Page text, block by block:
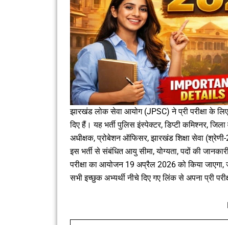
झारखंड लोक सेवा आयोग (JPSC) ने प्री परीक्षा के
दिए हैं। यह भर्ती पुलिस इंस्पेक्टर, डिप्टी कमिश्नर,
अधीक्षक, प्रोबेशन ऑफिसर, झारखंड शिक्षा सेवा
इस भर्ती से संबंधित आयु सीमा, योग्यता, पदों की
परीक्षा का आयोजन 19 अप्रैल 2026 को किया जाएगा,
सभी इच्छुक अभ्यर्थी नीचे दिए गए लिंक से अपना प्री